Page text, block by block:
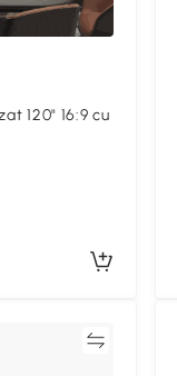
120" 16:9 cu